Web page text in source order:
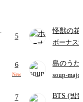
5
怪獣の
ードパー
ボーナス
6
New
島のうた
映画ちい
soup-majo
7
BTS (방